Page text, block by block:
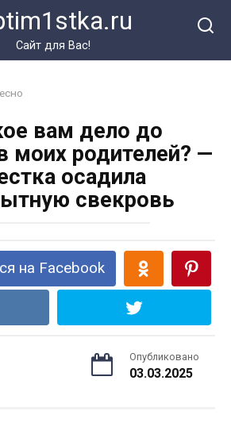
Сайт для Вас!
вам дело до
моих родителей? —
осадила
свекровь
на Facebook
Опубликовано
03.03.2025